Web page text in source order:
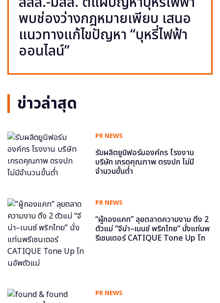
พบช่องว่างกฎหมายเพียบ เสนอ
แนวทางแก้ไขปัญหา “บุหรี่ไฟฟ้า
ออนไลน์”
ข่าวล่าสุด
PR NEWS
รับผลิตยูนิฟอร์มองค์กร โรงงาน
บริษัท เกรดคุณภาพ ตรงปก ไม่มี
จำนวนขั้นต่ำ
PR NEWS
“ผู้กองแคท” ลุยตลาดความงาม ดึง 2
ตัวแม่ “จีน่า–เบนซ์ พริกไทย” นั่งแท่นพ
รีเซนเตอร์ CATIQUE Tone Up โท
PR NEWS